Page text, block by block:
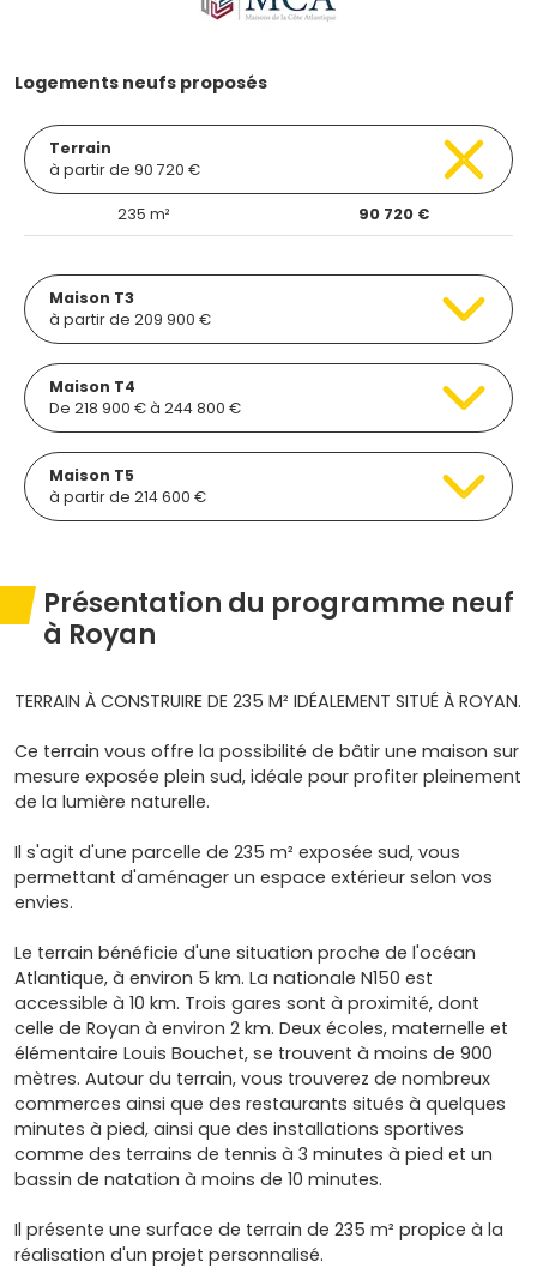
Logements neufs proposés
Terrain
à partir de 90 720 €
235 m² 90 720 €
Maison T3
à partir de 209 900 €
Maison T4
De 218 900 € à 244 800 €
Maison T5
à partir de 214 600 €
Présentation du programme neuf
à Royan
TERRAIN À CONSTRUIRE DE 235 M² IDÉALEMENT SITUÉ À ROYAN.
Ce terrain vous offre la possibilité de bâtir une maison sur
mesure exposée plein sud, idéale pour profiter pleinement
de la lumière naturelle.
Il s'agit d'une parcelle de 235 m² exposée sud, vous
permettant d'aménager un espace extérieur selon vos
envies.
Le terrain bénéficie d'une situation proche de l'océan
Atlantique, à environ 5 km. La nationale N150 est
accessible à 10 km. Trois gares sont à proximité, dont
celle de Royan à environ 2 km. Deux écoles, maternelle et
élémentaire Louis Bouchet, se trouvent à moins de 900
mètres. Autour du terrain, vous trouverez de nombreux
commerces ainsi que des restaurants situés à quelques
minutes à pied, ainsi que des installations sportives
comme des terrains de tennis à 3 minutes à pied et un
bassin de natation à moins de 10 minutes.
Il présente une surface de terrain de 235 m² propice à la
réalisation d'un projet personnalisé.